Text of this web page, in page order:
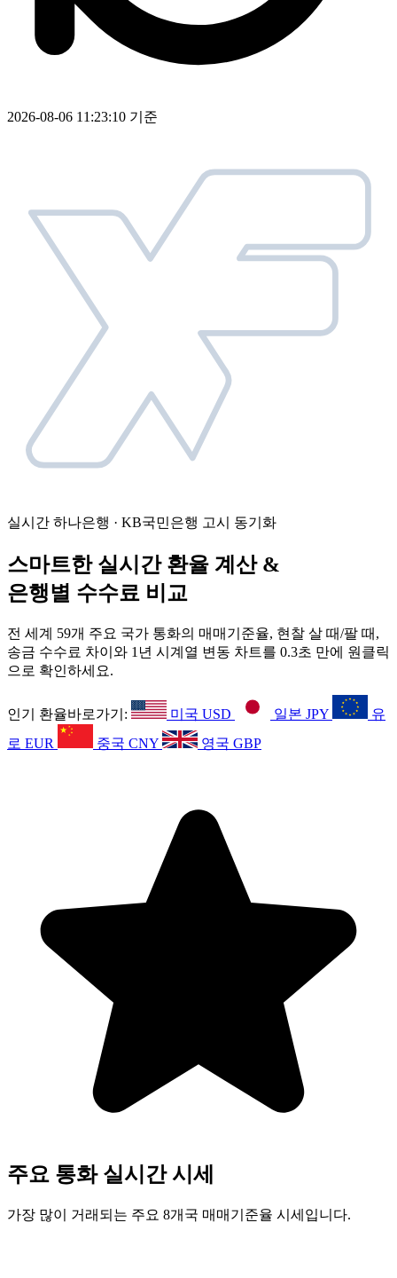
2026-08-06 11:23:10 기준
실시간 하나은행 · KB국민은행 고시 동기화
스마트한 실시간 환율 계산 &
은행별 수수료 비교
전 세계 59개 주요 국가 통화의 매매기준율, 현찰 살 때/팔 때,
송금 수수료 차이와 1년 시계열 변동 차트를 0.3초 만에 원클릭
으로 확인하세요.
인기 환율바로가기: 미국 USD 일본 JPY
유
로 EUR
중국 CNY 영국 GBP
주요 통화 실시간 시세
가장 많이 거래되는 주요 8개국 매매기준율 시세입니다.